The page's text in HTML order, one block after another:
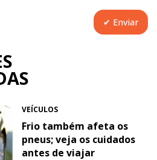
VEÍCULOS
Frio também afeta os
pneus; veja os cuidados
antes de viajar